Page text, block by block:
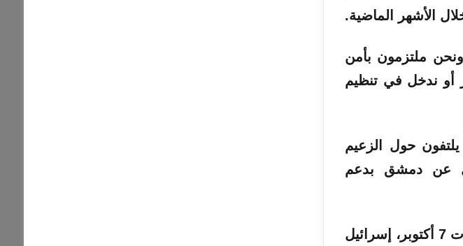
الأشهر الماضية.
ملتزمون بأمن
أو ندخل في تنظيم
حول الزعيم
عن دمشق بدعم
وردا على طلب تعليق رسمي، قال مسؤول حكومي إسرائيلي: “بعد هجمات 7 أكتوبر، إسرائيل